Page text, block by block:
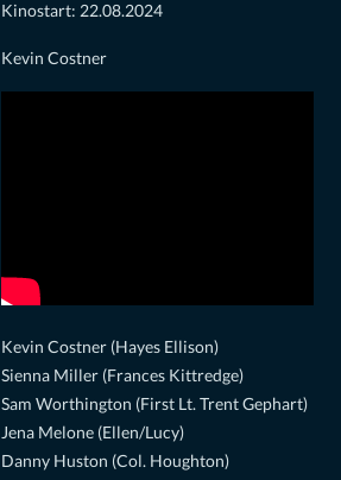
Kinostart: 22.08.2024
Kevin Costner
Kevin Costner (Hayes Ellison)
Sienna Miller (Frances Kittredge)
Sam Worthington (First Lt. Trent Gephart)
Jena Melone (Ellen/Lucy)
Danny Huston (Col. Houghton)